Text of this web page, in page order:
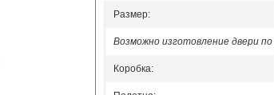
Размер:
Возможно изготовление двери по
Коробка: